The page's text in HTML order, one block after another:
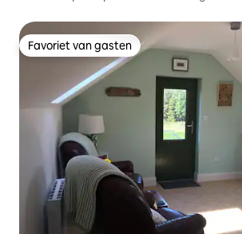
Favoriet van gasten
Favoriet van gasten